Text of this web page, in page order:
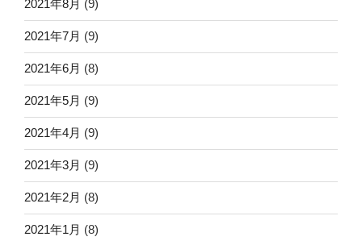
2021年8月 (9)
2021年7月 (9)
2021年6月 (8)
2021年5月 (9)
2021年4月 (9)
2021年3月 (9)
2021年2月 (8)
2021年1月 (8)